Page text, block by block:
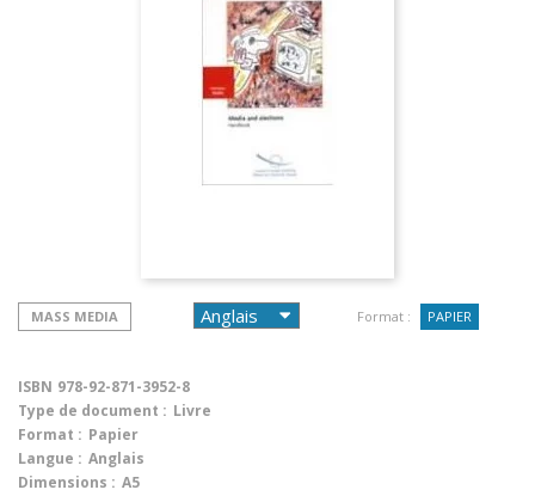
MASS MEDIA Format : PAPIER
ISBN 978-92-871-3952-8
Type de document : Livre
Format : Papier
Langue : Anglais
Dimensions : A5